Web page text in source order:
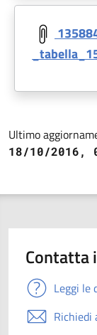
Document
Ultimo
18/10/2016,
Contatta
Leggi le
Richiedi